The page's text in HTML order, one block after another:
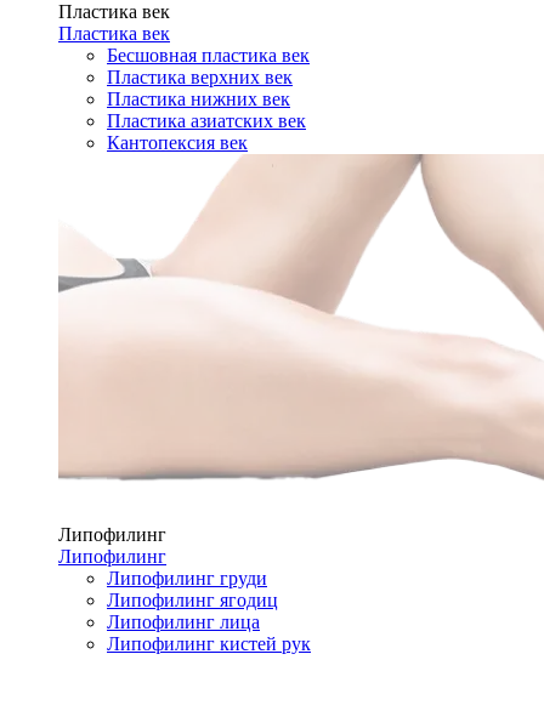
Пластика век
Пластика век
Бесшовная пластика век
Пластика верхних век
Пластика нижних век
Пластика азиатских век
Кантопексия век
Липофилинг
Липофилинг
Липофилинг груди
Липофилинг ягодиц
Липофилинг лица
Липофилинг кистей рук